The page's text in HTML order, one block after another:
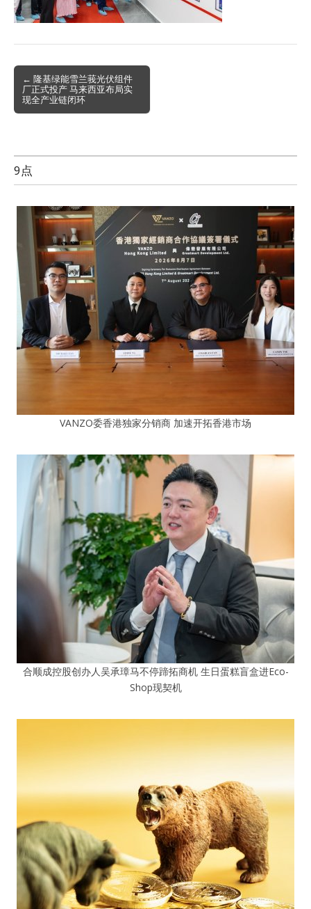
Post
navigation
← 隆基绿能雪兰莪光伏组件
厂正式投产 马来西亚布局实
现全产业链闭环
9点
VANZO委香港独家分销商 加速开拓香港市场
合顺成控股创办人吴承璋马不停蹄拓商机 生日蛋糕盲盒进Eco-
Shop现契机